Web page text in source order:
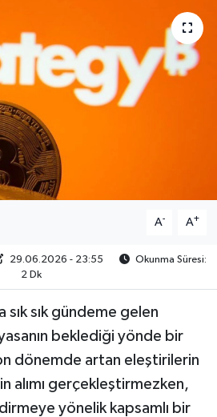
A- A+
29.06.2026 - 23:55
Okunma Süresi:
2 Dk
sık sık gündeme gelen
beklediği yönde bir
dönemde artan eleştirilerin
alımı gerçekleştirmezken,
yönelik kapsamlı bir